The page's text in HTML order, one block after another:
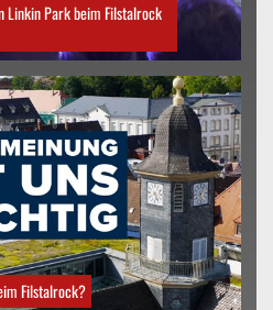
Linkin Park beim Filstalrock
Filstalrock?